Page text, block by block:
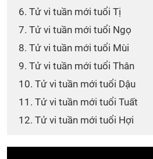
6. Tử vi tuần mới tuổi Tị
7. Tử vi tuần mới tuổi Ngọ
8. Tử vi tuần mới tuổi Mùi
9. Tử vi tuần mới tuổi Thân
10. Tử vi tuần mới tuổi Dậu
11. Tử vi tuần mới tuổi Tuất
12. Tử vi tuần mới tuổi Hợi